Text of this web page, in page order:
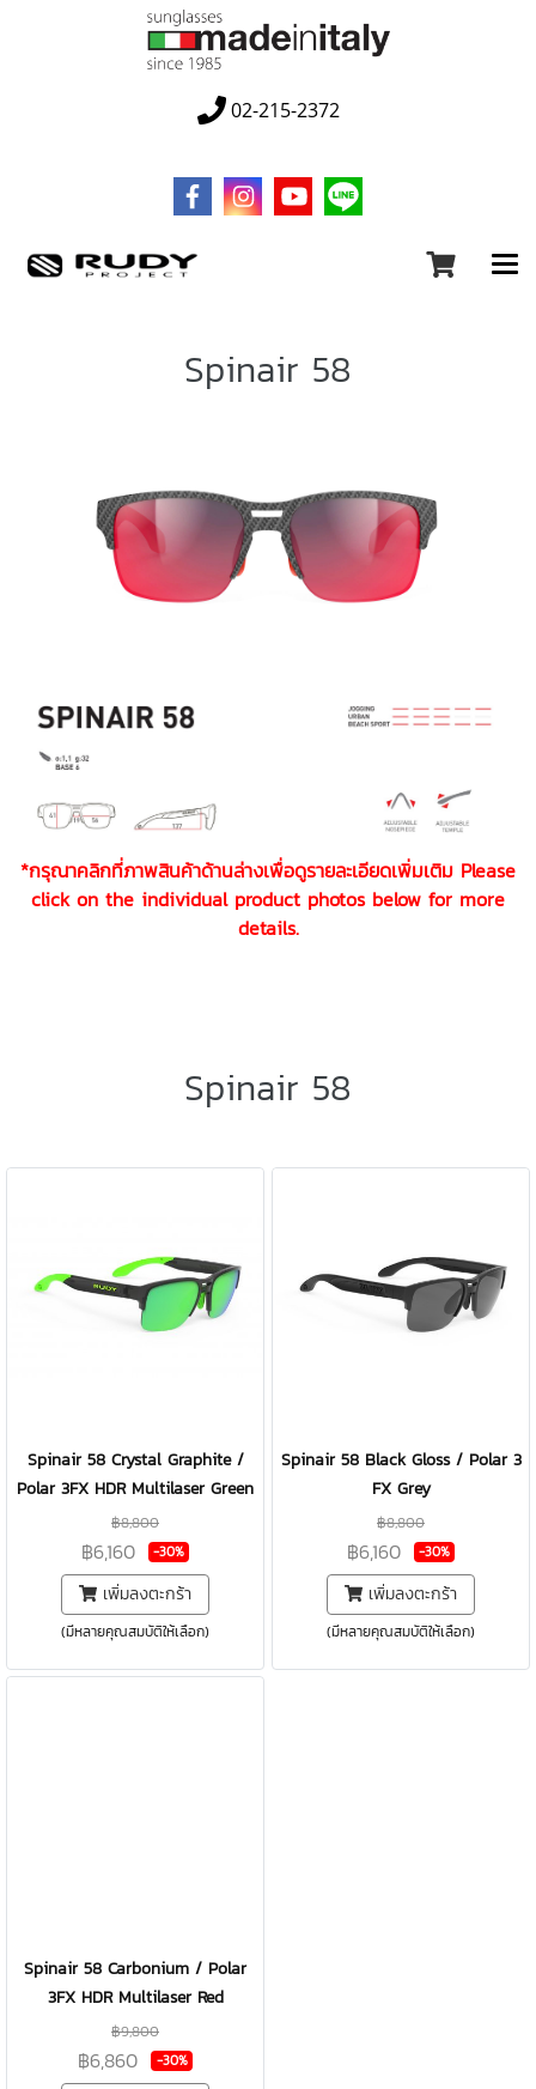
02-215-2372
Spinair 58
*กรุณาคลิกที่ภาพสินค้าด้านล่างเพื่อดูรายละเอียดเพิ่มเติม Please
click on the individual product photos below for more
details.
Spinair 58
Spinair 58 Crystal Graphite /
Polar 3FX HDR Multilaser Green
฿8,800
฿6,160 -30%
เพิ่มลงตะกร้า
(มีหลายคุณสมบัติให้เลือก)
Spinair 58 Black Gloss / Polar 3
FX Grey
฿8,800
฿6,160 -30%
เพิ่มลงตะกร้า
(มีหลายคุณสมบัติให้เลือก)
Spinair 58 Carbonium / Polar
3FX HDR Multilaser Red
฿9,800
฿6,860 -30%